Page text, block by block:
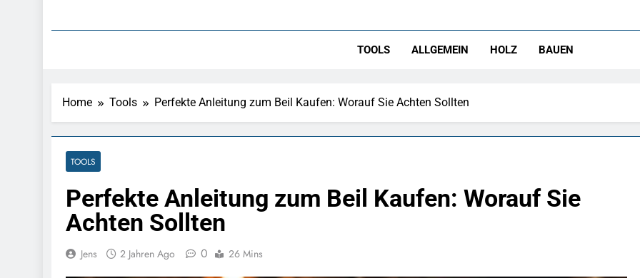
Günstige Makita
TOOLS ALLGEMEIN HOLZ BAUEN
Home Tools Perfekte Anleitung zum Beil Kaufen: Worauf Sie Achten Sollten
TOOLS
Perfekte Anleitung zum Beil Kaufen: Worauf Sie
Achten Sollten
Jens 2 Jahren Ago 0 26 Mins